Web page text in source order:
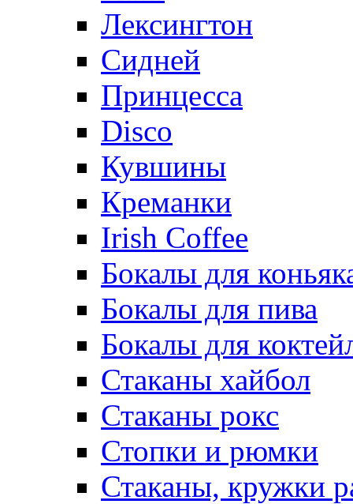
Лексингтон
Сидней
Принцесса
Disco
Кувшины
Креманки
Irish Coffee
Бокалы для
Бокалы для пива
Бокалы для
Стаканы хайбол
Стаканы рокс
Стопки и рюмки
Стаканы, кружки